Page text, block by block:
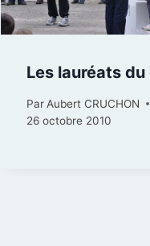
Les lauréats du
Par Aubert CRUCHON
26 octobre 2010